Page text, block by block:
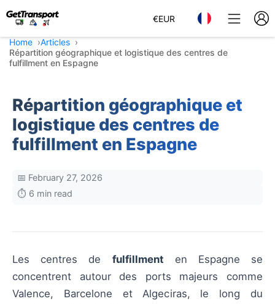
€EUR
Home
Articles
Répartition géographique et logistique des centres de
fulfillment en Espagne
Répartition géographique et
logistique des centres de
fulfillment en Espagne
📅 February 27, 2026
⏱️ 6 min read
Les centres de fulfillment en Espagne se
concentrent autour des ports majeurs comme
Valence, Barcelone et Algeciras, le long du